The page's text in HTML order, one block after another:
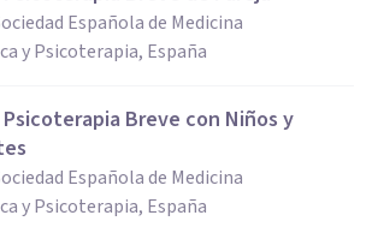
Española de Medicina
y Psicoterapia, España
Breve con Niños y
Española de Medicina
y Psicoterapia, España